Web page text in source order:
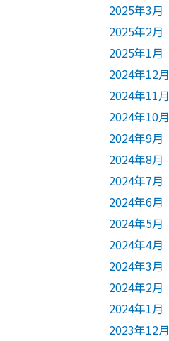
2025年3月
2025年2月
2025年1月
2024年12月
2024年11月
2024年10月
2024年9月
2024年8月
2024年7月
2024年6月
2024年5月
2024年4月
2024年3月
2024年2月
2024年1月
2023年12月